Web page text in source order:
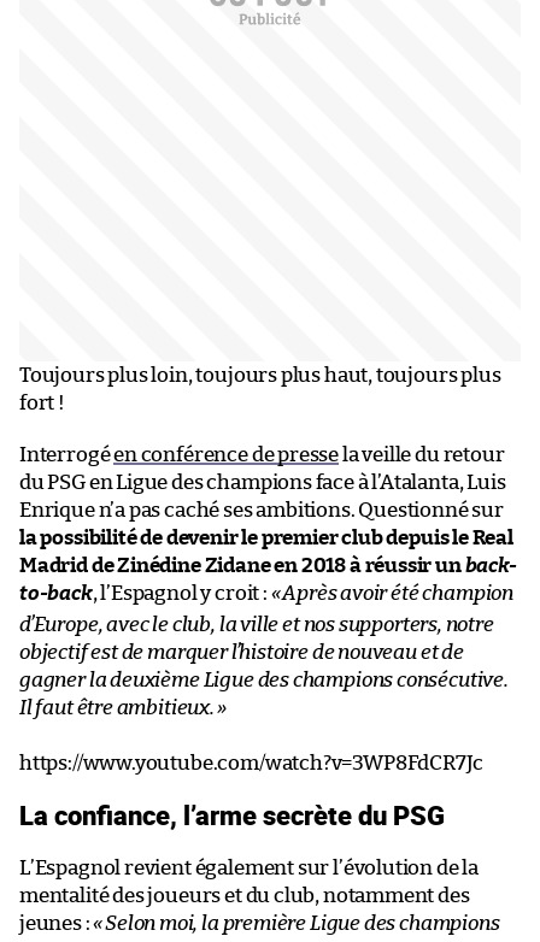
Toujours plus loin, toujours plus haut, toujours plus
fort !
Interrogéen conférence de presse la veille du retour
du PSG en Ligue des champions face à l’Atalanta, Luis
Enrique n’a pas caché ses ambitions. Questionné sur
la possibilité de devenir le premier club depuis le Real
Madrid de Zinédine Zidane en 2018 à réussir unback-
to-back, l’Espagnol y croit : «Après avoir été champion
d’Europe, avec le club, la ville et nos supporters, notre
objectif est de marquer l’histoire de nouveau et de
gagner la deuxième Ligue des champions consécutive.
Il faut être ambitieux.»
https://www.youtube.com/watch?v=3WP8FdCR7Jc
La confiance, l’arme secrète du PSG
L’Espagnol revient également sur l’évolution de la
mentalité des joueurs et du club, notamment des
jeunes :«Selon moi, la première Ligue des champions